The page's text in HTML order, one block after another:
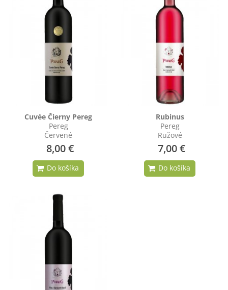
Cuvée Čierny Pereg
Pereg
Červené
8,00 €
Rubinus
Pereg
Ružové
7,00 €